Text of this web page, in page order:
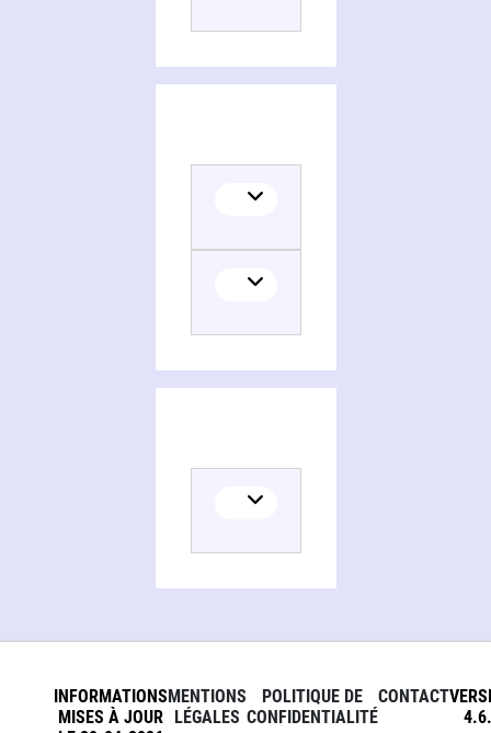
INFORMATIONS
MISES À JOUR
MENTIONS
LÉGALES
POLITIQUE DE
CONFIDENTIALITÉ
CONTACT